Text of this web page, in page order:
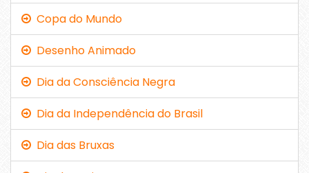
Copa do Mundo
Desenho Animado
Dia da Consciência Negra
Dia da Independência do Brasil
Dia das Bruxas